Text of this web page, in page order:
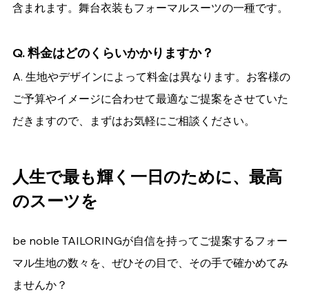
含まれます。舞台衣装もフォーマルスーツの一種です。
Q. 料金はどのくらいかかりますか？
A. 生地やデザインによって料金は異なります。お客様の
ご予算やイメージに合わせて最適なご提案をさせていた
だきますので、まずはお気軽にご相談ください。
人生で最も輝く一日のために、最高
のスーツを
be noble TAILORINGが自信を持ってご提案するフォー
マル生地の数々を、ぜひその目で、その手で確かめてみ
ませんか？